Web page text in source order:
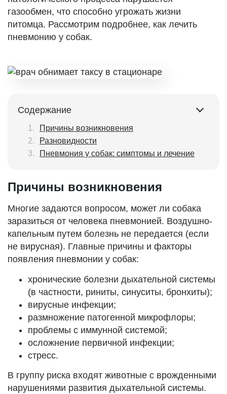
газообмен, что способно угрожать жизни
питомца. Рассмотрим подробнее, как лечить
пневмонию у собак.
Содержание
Причины возникновения
Разновидности
Пневмония у собак: симптомы и лечение
Причины возникновения
Многие задаются вопросом, может ли собака
заразиться от человека пневмонией. Воздушно-
капельным путем болезнь не передается (если
не вирусная). Главные причины и факторы
появления пневмонии у собак:
хронические болезни дыхательной системы
(в частности, риниты, синуситы, бронхиты);
вирусные инфекции;
размножение патогенной микрофлоры;
проблемы с иммунной системой;
осложнение первичной инфекции;
стресс.
В группу риска входят животные с врожденными
нарушениями развития дыхательной системы.